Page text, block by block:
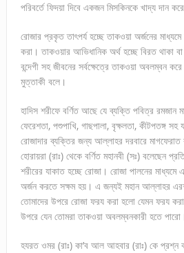
পরিবর্তে ফিদয়া দিবে একজন মিসকিনকে খাদ্য দান
রোজার প্রকৃত তাৎপর্য হচ্ছে তাকওয়া অর্জনের
করা। তাকওয়ার আভিধানিক অর্থ হচ্ছে বিরত থাকা
বন্দেগী সহ জীবনের সর্বক্ষেত্রে তাকওয়া অবলম্বন
মুত্তাকী বলে।
হাদিস শরীফে বর্ণিত আছে যে ব্যক্তি পবিত্র রমজান
ফেরেশতা, পশুপাখি, গাছপালা, বৃক্ষলতা, কীটপতঙ্গ সহ
রোজাদার ব্যক্তির জন্য আল্লাহর দরবারে
হোরায়রা (রাঃ) থেকে বর্ণিত মহানবী (সঃ) বলেছেন
শরীরের যাকাত হচ্ছে রোজা। রোজা পালনের
অর্জন করতে সক্ষম হয়। এ জন্যই মহান আল্লাহর
তোমাদের উপরে রোজা ফরয করা হলো যেমন ফরয করা
উপরে যেন তোমরা তাকওয়া অবলম্বনকারী হতে
হযরত ওমর (রাঃ) কা’ব আল আহবার (রাঃ) কে প্রশ্ন